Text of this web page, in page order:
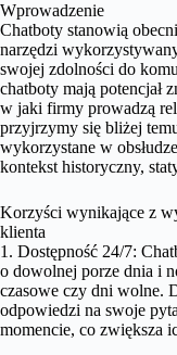
Wprowadzenie
Chatboty stanowią
narzędzi
swojej zdolności do
chatboty mają potencjał
w jaki firmy prowadzą
przyjrzymy się bliżej
wykorzystane w
kontekst historyczny,
Korzyści wynikające z
klienta
1. Dostępność 24/7:
o dowolnej porze dnia i
czasowe czy dni wolne.
odpowiedzi na swoje
momencie, co zwiększa